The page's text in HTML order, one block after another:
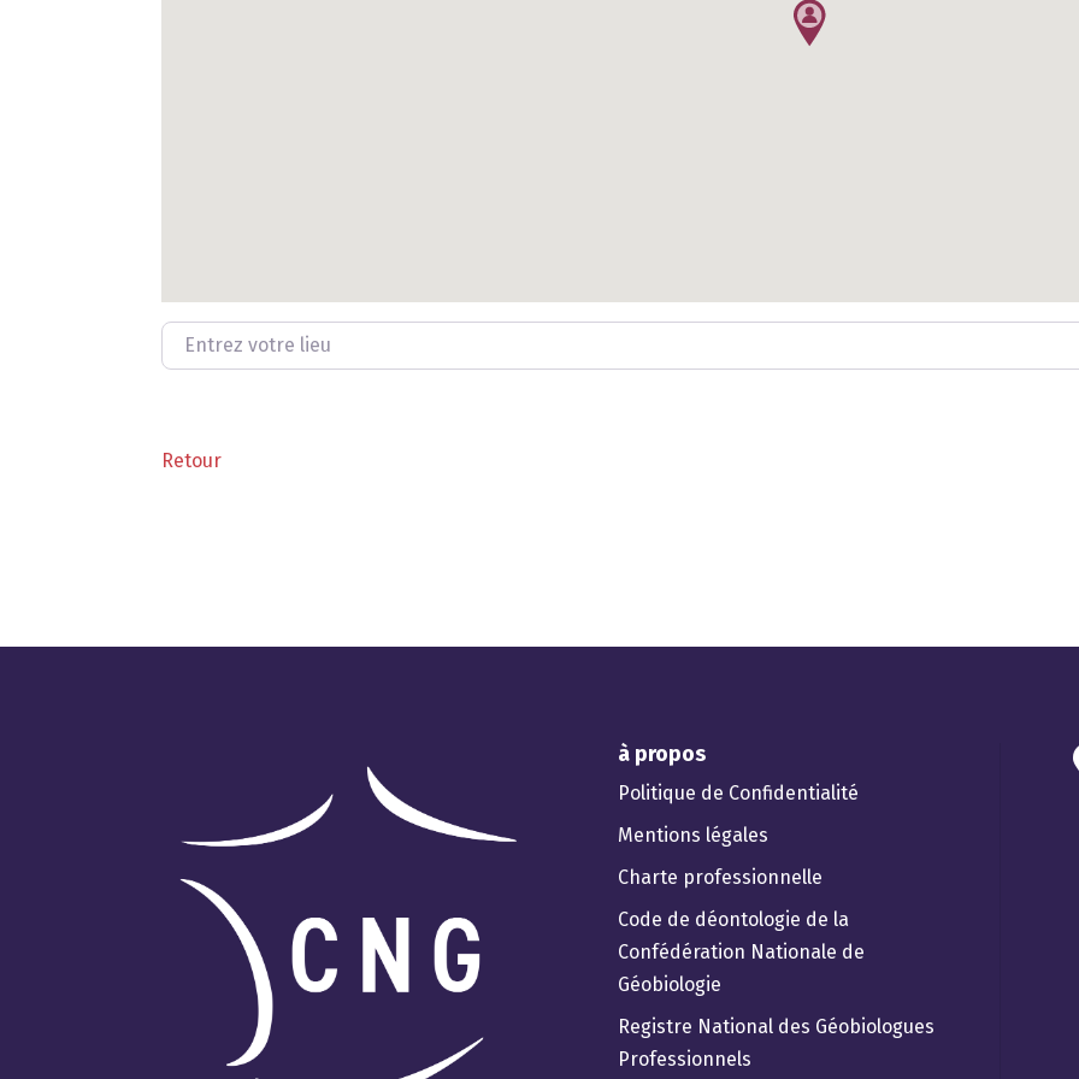
Entrez votre lieu
Retour
à propos
Politique de Confidentialité
Mentions légales
Charte professionnelle
Code de déontologie de la
Confédération Nationale de
Géobiologie
Registre National des Géobiologues
Professionnels